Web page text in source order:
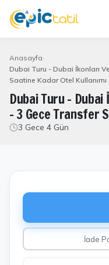
Anasayfa
Dubai Turu - Dubai İkonları
Saatine Kadar Otel Kullanımı
Dubai Turu - Dubai
- 3 Gece Transfer
3 Gece 4 Gün
İade